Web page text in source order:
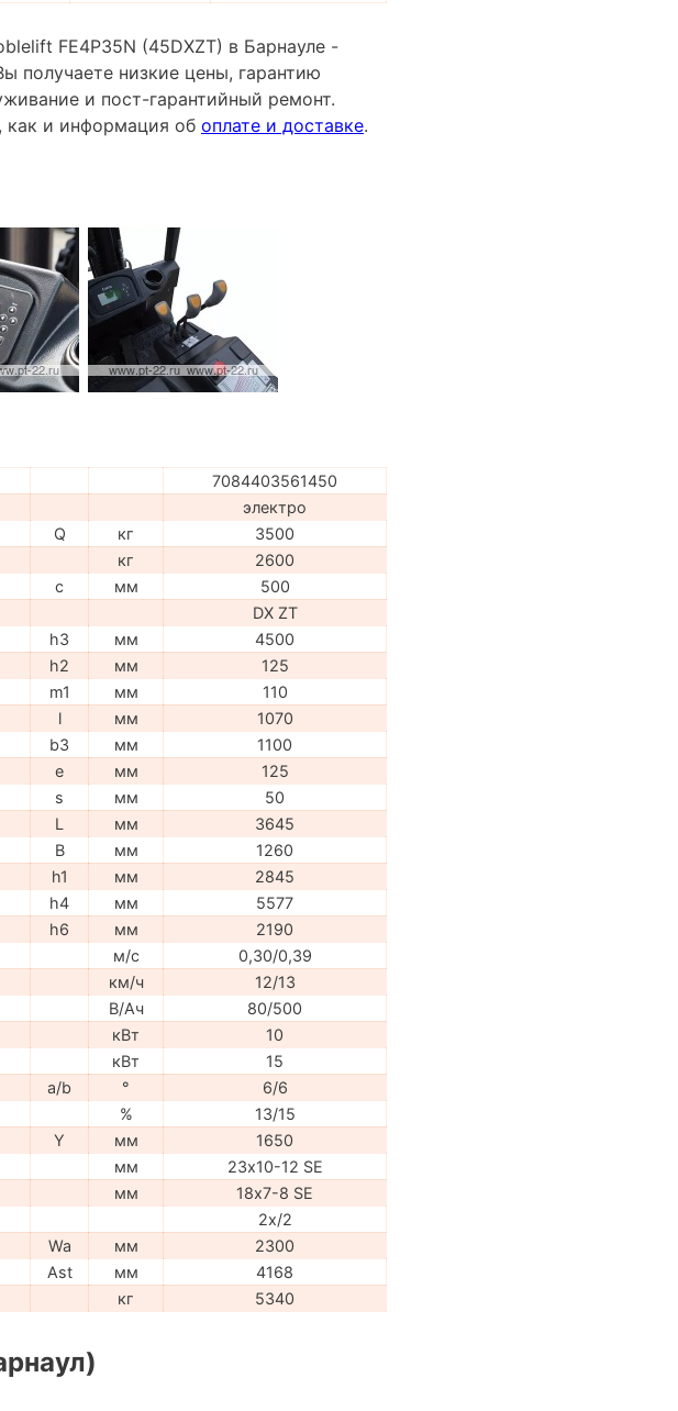
FE4P35N (45DXZT) в Барнауле -
получаете низкие цены, гарантию
и пост-гарантийный ремонт.
, как и информация об оплате и доставке.
7084403561450
электро
Q кг
3500
кг
2600
c мм
500
DX ZT
h3 мм
4500
h2 мм
125
m1 мм
110
l мм
1070
b3 мм
1100
e мм
125
s мм
50
L мм
3645
B мм
1260
h1 мм
2845
h4 мм
5577
h6 мм
2190
м/с
0,30/0,39
км/ч
12/13
В/Ач
80/500
кВт
10
кВт
15
a/b °
6/6
%
13/15
Y мм
1650
мм
23х10-12 SE
мм
18х7-8 SE
2х/2
Wa мм
2300
Ast мм
4168
кг 5340